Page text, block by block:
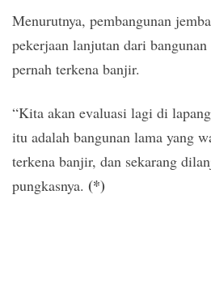
Menurutnya, pembangunan
pekerjaan lanjutan dari bangunan
pernah terkena banjir.
“Kita akan evaluasi lagi di
itu adalah bangunan lama yang
terkena banjir, dan sekarang
pungkasnya. (*)